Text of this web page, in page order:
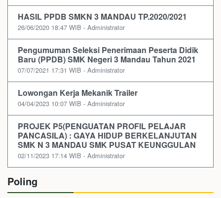
HASIL PPDB SMKN 3 MANDAU TP.2020/2021
26/06/2020 18:47 WIB - Administrator
Pengumuman Seleksi Penerimaan Peserta Didik
Baru (PPDB) SMK Negeri 3 Mandau Tahun 2021
07/07/2021 17:31 WIB - Administrator
Lowongan Kerja Mekanik Trailer
04/04/2023 10:07 WIB - Administrator
PROJEK P5(PENGUATAN PROFIL PELAJAR
PANCASILA) : GAYA HIDUP BERKELANJUTAN
SMK N 3 MANDAU SMK PUSAT KEUNGGULAN
02/11/2023 17:14 WIB - Administrator
Poling